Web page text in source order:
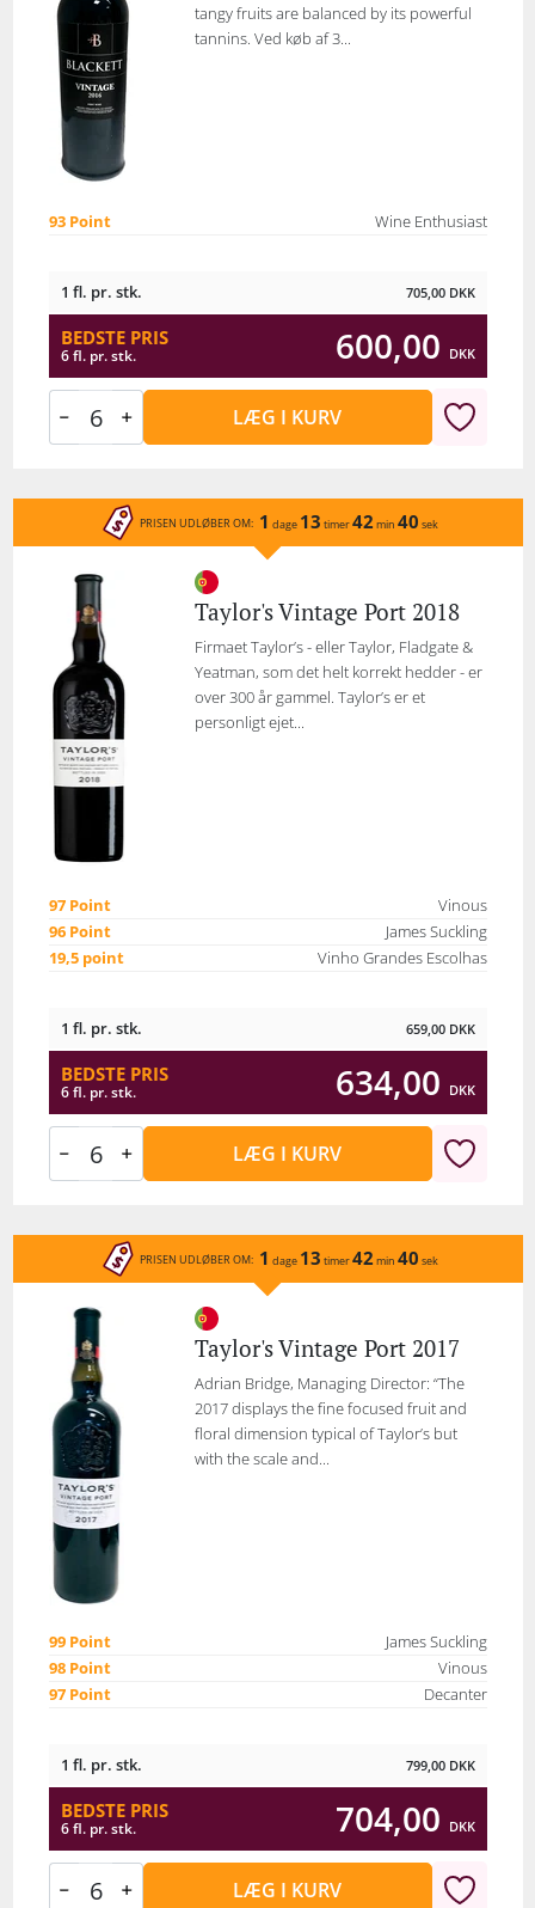
tangy fruits are balanced by its powerful
tannins. Ved køb af 3...
93 Point Wine Enthusiast
1 fl. pr. stk. 705,00 DKK
BEDSTE PRIS
6 fl. pr. stk. 600,00 DKK
LÆG I KURV
PRISEN UDLØBER OM: 1 dage 13 timer42 min 40 sek
Taylor's Vintage Port 2018
Firmaet Taylor’s - eller Taylor, Fladgate &
Yeatman, som det helt korrekt hedder - er
over 300 år gammel. Taylor’s er et
personligt ejet...
97 Point
Vinous
96 Point
James Suckling
19,5 point
Vinho Grandes Escolhas
1 fl. pr. stk. 659,00 DKK
BEDSTE PRIS
6 fl. pr. stk. 634,00 DKK
LÆG I KURV
PRISEN UDLØBER OM: 1 dage 13 timer42 min 40 sek
Taylor's Vintage Port 2017
Adrian Bridge, Managing Director: “The
2017 displays the fine focused fruit and
floral dimension typical of Taylor’s but
with the scale and...
99 Point
James Suckling
98 Point
Vinous
97 Point
Decanter
1 fl. pr. stk. 799,00 DKK
BEDSTE PRIS
6 fl. pr. stk. 704,00 DKK
LÆG I KURV